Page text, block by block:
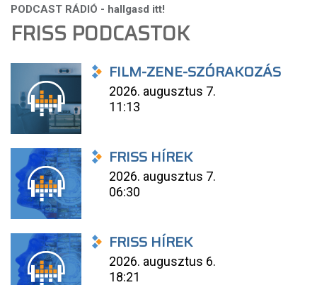
FRISS PODCASTOK
FILM-ZENE-SZÓRAKOZÁS
2026. augusztus 7.
11:13
FRISS HÍREK
2026. augusztus 7.
06:30
FRISS HÍREK
2026. augusztus 6.
18:21